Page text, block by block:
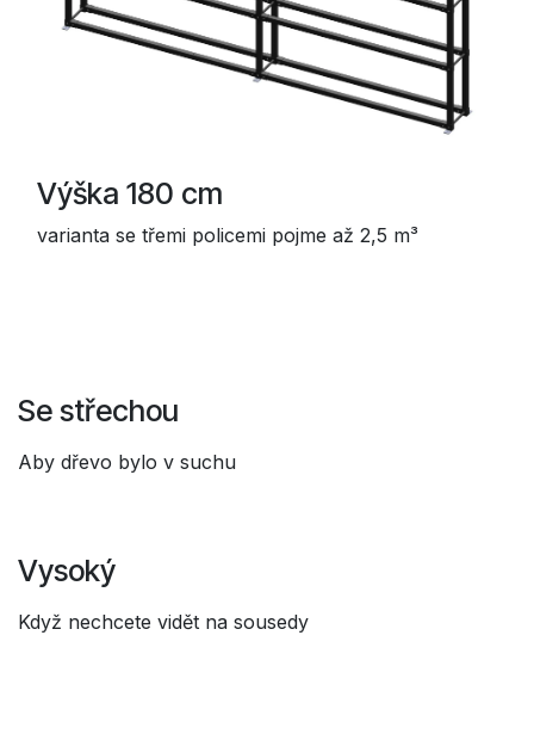
Výška 180 cm
varianta se třemi policemi pojme až 2,5 m³
Se střechou
Aby dřevo bylo v suchu
Vysoký
Když nechcete vidět na sousedy